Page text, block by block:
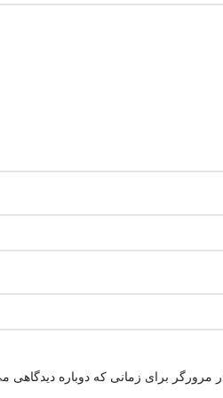
مرورگر برای زمانی که دوباره دیدگاهی